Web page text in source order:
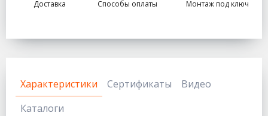
Доставка Способы оплаты Монтаж под ключ
Характеристики Сертификаты
Видео
Каталоги